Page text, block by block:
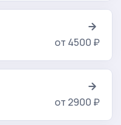
от 4500 ₽
от 2900 ₽